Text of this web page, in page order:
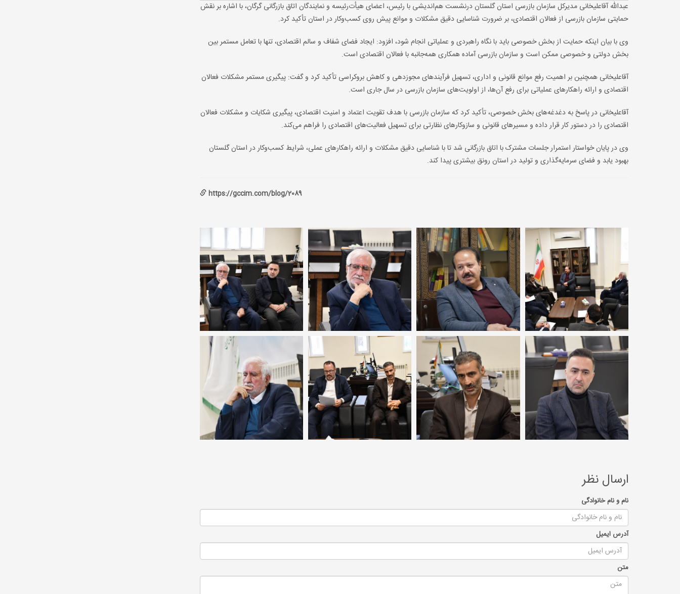
عبدالله آقاعلیخانی مدیرکل سازمان بازرسی استان گلستان درنشست هم‌اندیشی با رئیس، اعضای هیأت‌رئیسه و نمایندگان اتاق بازرگانی گرگان، با اشاره بر نقش
حمایتی سازمان بازرسی از فعالان اقتصادی، بر ضرورت شناسایی دقیق مشکلات و موانع پیش روی کسب‌وکار در استان تأکید کرد.
وی با بیان اینکه حمایت از بخش خصوصی باید با نگاه راهبردی و عملیاتی انجام شود، افزود: ایجاد فضای شفاف و سالم اقتصادی، تنها با تعامل مستمر بین
بخش دولتی و خصوصی ممکن است و سازمان بازرسی آماده همکاری همه‌جانبه با فعالان اقتصادی است.
آقاعلیخانی همچنین بر اهمیت رفع موانع قانونی و اداری، تسهیل فرآیندهای مجوزدهی و کاهش بروکراسی تأکید کرد و گفت: پیگیری مستمر مشکلات فعالان
اقتصادی و ارائه راهکارهای عملیاتی برای رفع آن‌ها، از اولویت‌های سازمان بازرسی در سال جاری است.
آقاعلیخانی در پاسخ به دغدغه‌های بخش خصوصی، تأکید کرد که سازمان بازرسی با هدف تقویت اعتماد و امنیت اقتصادی، پیگیری شکایات و مشکلات فعالان
اقتصادی را در دستور کار قرار داده و مسیرهای قانونی و سازوکارهای نظارتی برای تسهیل فعالیت‌های اقتصادی را فراهم می‌کند.
وی در پایان خواستار استمرار جلسات مشترک با اتاق بازرگانی شد تا با شناسایی دقیق مشکلات و ارائه راهکارهای عملی، شرایط کسب‌وکار در استان گلستان
بهبود یابد و فضای سرمایه‌گذاری و تولید در استان رونق بیشتری پیدا کند.
https://gccim.com/blog/2089
ارسال نظر
نام و نام خانوادگی
آدرس ایمیل
متن